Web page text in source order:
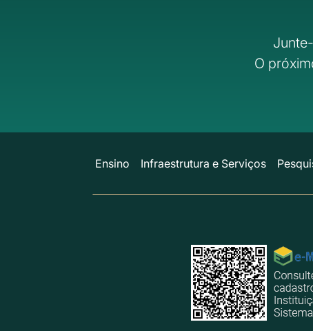
O
Ensino Infraestrutura e Serviços